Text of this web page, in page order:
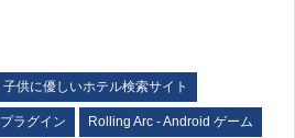
子供に優しいホテル検索サイト
ラグイン Rolling Arc - Android ゲーム